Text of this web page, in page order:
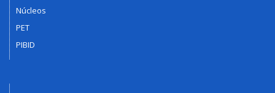
Núcleos
PET
PIBID